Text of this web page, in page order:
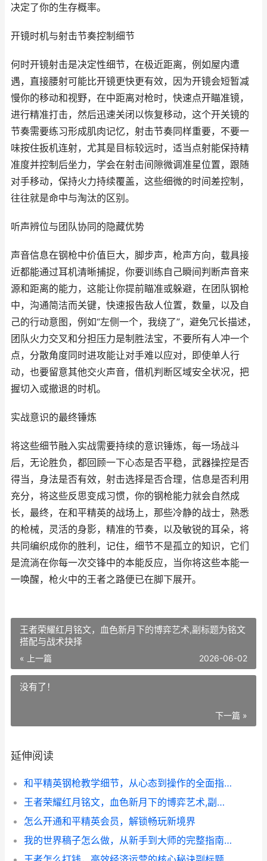
决定了你的生存概率。
开镜时机与射击节奏控制细节
何时开镜射击是决定性细节，在极近距离，例如屋内遭
遇，直接腰射可能比开镜更快更有效，因为开镜会短暂减
慢你的移动和视野，在中距离对枪时，快速点开瞄准镜，
进行精准打击，然后迅速关闭以恢复移动，这个开关镜的
节奏需要练习形成肌肉记忆，射击节奏同样重要，不要一
味按住扳机连射，尤其是目标较远时，适当点射能保持精
准度并控制后坐力，学会在射击间隙微调准星位置，跟随
对手移动，保持火力持续覆盖，这些细微的时间差控制，
往往就是命中与淘汰的区别。
听声辨位与团队协同的隐藏优势
声音信息在钢枪中价值巨大，脚步声，枪声方向，载具接
近都能通过耳机清晰捕捉，你要训练自己瞬间判断声音来
源和距离的能力，这能让你提前瞄准或躲避，在团队钢枪
中，沟通简洁而关键，快速报告敌人位置，数量，以及自
己的行动意图，例如“左侧一个，我绕了”，避免冗长描述，
团队火力交叉和分担压力是制胜法宝，不要所有人冲一个
点，分散角度同时进攻能让对手难以应对，即使单人行
动，也要留意其他交火声音，借机判断区域安全状况，把
握切入或撤退的时机。
实战意识的最终锤炼
将这些细节融入实战需要持续的意识锤炼，每一场战斗
后，无论胜负，都回顾一下心态是否平稳，武器操控是否
得当，身法是否有效，射击选择是否合理，信息是否利用
充分，将这些反思变成习惯，你的钢枪能力就会自然成
长，最终，在和平精英的战场上，那些冷静的战士，熟悉
的枪械，灵活的身影，精准的节奏，以及敏锐的耳朵，将
共同编织成你的胜利，记住，细节不是孤立的知识，它们
是流淌在你每一次交锋中的本能反应，当你将这些本能一
一唤醒，枪火中的王者之路便已在脚下展开。
王者荣耀红月铭文，血色新月下的博弈艺术,副标题为铭文
搭配与战术抉择
« 上一篇 2026-06-02
没有了！
下一篇 »
延伸阅读
和平精英钢枪教学细节，从心态到操作的全面指南，副标题为实战致胜的关键心得
王者荣耀红月铭文，血色新月下的博弈艺术,副标题为铭文搭配与战术抉择
怎么开通和平精英会员，解锁畅玩新境界
我的世界稿子怎么做，从新手到大师的完整指南，副标题，掌握挖矿艺术的终极奥秘